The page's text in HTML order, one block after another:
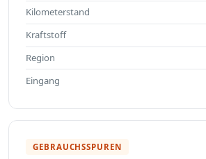
Kilometerstand
Kraftstoff
Region
Eingang
GEBRAUCHSSPUREN